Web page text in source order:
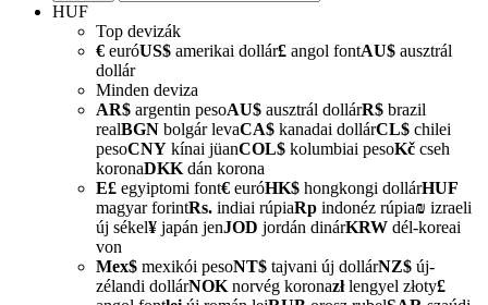
HUF
Top devizák
€ euróUS$ amerikai dollár£ angol fontAU$ ausztrál
dollár
Minden deviza
AR$ argentin pesoAU$ ausztrál dollárR$ brazil
realBGN bolgár levaCA$ kanadai dollárCL$ chilei
pesoCNY kínai jüanCOL$ kolumbiai pesoKč cseh
koronaDKK dán korona
E£ egyiptomi font€ euróHK$ hongkongi dollárHUF
magyar forintRs. indiai rúpiaRp indonéz rúpia₪ izraeli
új sékel¥ japán jenJOD jordán dinárKRW dél-koreai
von
Mex$ mexikói pesoNT$ tajvani új dollárNZ$ új-
zélandi dollárNOK norvég koronazłlengyel złoty£